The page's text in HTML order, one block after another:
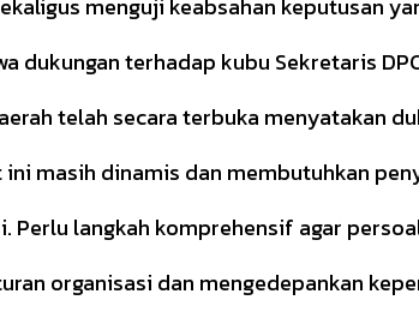
menguji keabsahan keputusan
dukungan terhadap kubu Sekretaris
telah secara terbuka menyatakan
masih dinamis dan membutuhkan
langkah komprehensif agar
organisasi dan mengedepankan